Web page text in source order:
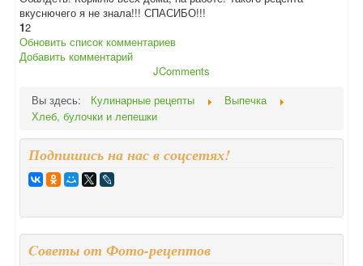
вкуснючего я не знала!!! СПАСИБО!!!
12
Обновить список комментариев
Добавить комментарий
JComments
Вы здесь:
Кулинарные рецепты
Выпечка
Хлеб, булочки и лепешки
Подпишись на нас в соцсетях!
Cоветы от Фото-рецептов